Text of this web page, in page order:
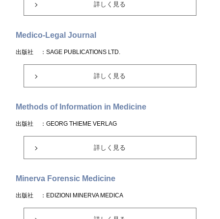
詳しく見る
Medico-Legal Journal
出版社 ：SAGE PUBLICATIONS LTD.
詳しく見る
Methods of Information in Medicine
出版社 ：GEORG THIEME VERLAG
詳しく見る
Minerva Forensic Medicine
出版社 ：EDIZIONI MINERVA MEDICA